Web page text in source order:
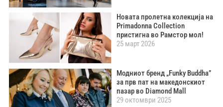
Новата пролетна колекција на
Primadonna Collection
пристигна во Рамстор мол!
25 март 2026
Модниот бренд „Funky Buddha”
за прв пат на македонскиот
пазар во Diamond Mall
29 октомври 2025